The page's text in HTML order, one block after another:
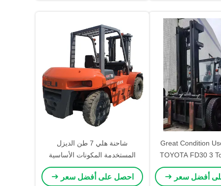
Great Condition
TOYOTA FD30 3
Ton 10ton Komatsu
Diesel Forklift
أفضل سعر
شاحنة هلي 7 طن الديزل
المستخدمة المكونات الأساسية
للمحرك
احصل على أفضل سعر